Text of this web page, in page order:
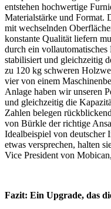
entstehen hochwertige
Materialstärke und Format.
mit wechselnden
konstante Qualität liefern
durch ein
stabilisiert und gleichzeitig
zu 120 kg schweren
vier von einem
Anlage haben wir unseren
und gleichzeitig die
Zahlen belegen
von Bürkle der richtige
Idealbeispiel von deutscher
etwas versprechen, halten
Vice President von
Fazit: Ein Upgrade, das